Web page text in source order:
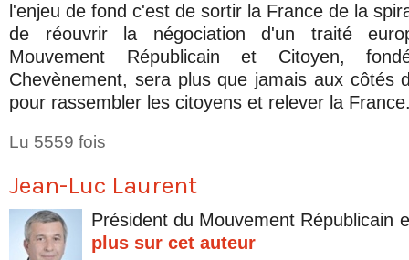
l'enjeu de fond c'est de sortir la France de la
de réouvrir la négociation d'un traité
Mouvement Républicain et Citoyen,
Chevènement, sera plus que jamais aux côtés
pour rassembler les citoyens et relever la
Lu 5559 fois
Jean-Luc Laurent
Président du Mouvement Républicain
plus sur cet auteur